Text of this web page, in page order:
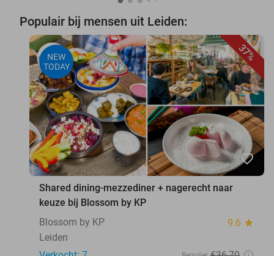
Populair bij mensen uit Leiden:
37%
NEW
TODAY
favorite_border
Shared dining-mezzediner + nagerecht naar
keuze bij Blossom by KP
Blossom by KP
9.6 star
Leiden